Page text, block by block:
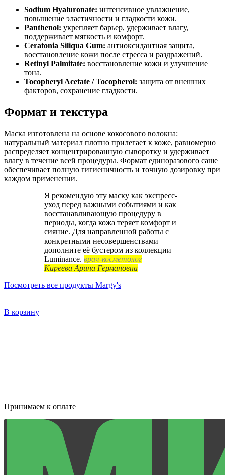
Sodium Hyaluronate: интенсивное увлажнение,
повышение эластичности и гладкости кожи.
Panthenol: укрепляет барьер, удерживает влагу,
поддерживает мягкость и комфорт.
Ceratonia Siliqua Gum: антиоксидантная защита,
восстановление кожи после стресса и раздражений.
Retinyl Palmitate: восстановление кожи и улучшение
тона.
Tocopheryl Acetate / Tocopherol: защита от внешних
факторов, сохранение гладкости.
Формат и текстура
Маска изготовлена на основе кокосового волокна:
натуральный материал плотно прилегает к коже, равномерно
распределяет концентрированную сыворотку и удерживает
влагу в течение всей процедуры. Формат единоразового саше
обеспечивает полную гигиеничность и точную дозировку при
каждом применении.
Я рекомендую эту маску как экспресс-
уход перед важными событиями и как
восстанавливающую процедуру в
периоды, когда кожа теряет комфорт и
сияние. Для направленной работы с
конкретными несовершенствами
дополните её бустером из коллекции
Luminance. врач-косметолог
Киреева Арина Германовна
Посмотреть все продукты Margy's
В корзину
Принимаем к оплате